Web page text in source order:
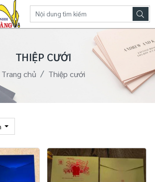
THIỆP CƯỚI
Trang chủ Thiệp cưới